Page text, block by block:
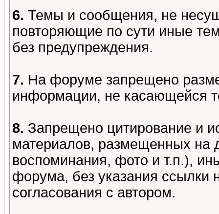
6. Темы и сообщения, не
повторяющие по сути иные
без предупреждения.
7. На форуме запрещено
информации, не касающейся
8. Запрещено цитирование и
материалов, размещенных на
воспоминания, фото и т.п.),
форума, без указания ссылки
согласования с автором.